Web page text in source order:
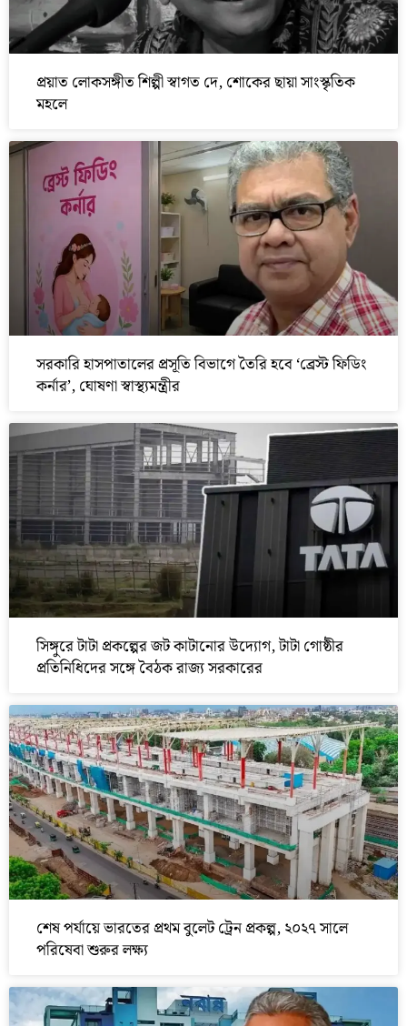
প্রয়াত লোকসঙ্গীত শিল্পী স্বাগত দে, শোকের ছায়া সাংস্কৃতিক
মহলে
সরকারি হাসপাতালের প্রসূতি বিভাগে তৈরি হবে ‘ব্রেস্ট ফিডিং
কর্নার’, ঘোষণা স্বাস্থ্যমন্ত্রীর
সিঙ্গুরে টাটা প্রকল্পের জট কাটানোর উদ্যোগ, টাটা গোষ্ঠীর
প্রতিনিধিদের সঙ্গে বৈঠক রাজ্য সরকারের
শেষ পর্যায়ে ভারতের প্রথম বুলেট ট্রেন প্রকল্প, ২০২৭ সালে
পরিষেবা শুরুর লক্ষ্য